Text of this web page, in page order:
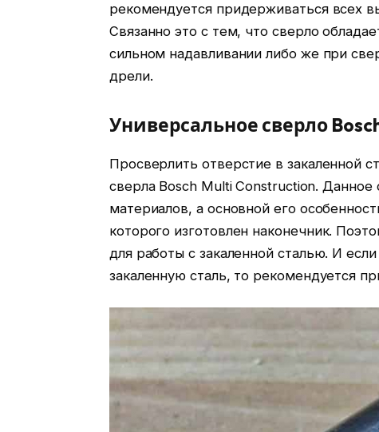
рекомендуется придерживаться всех
Связанно это с тем, что сверло
сильном надавливании либо же при
дрели.
Универсальное сверло
Просверлить отверстие в закаленной
сверла Bosch Multi Construction.
материалов, а основной его
которого изготовлен наконечник.
для работы с закаленной сталью. И
закаленную сталь, то рекомендуется